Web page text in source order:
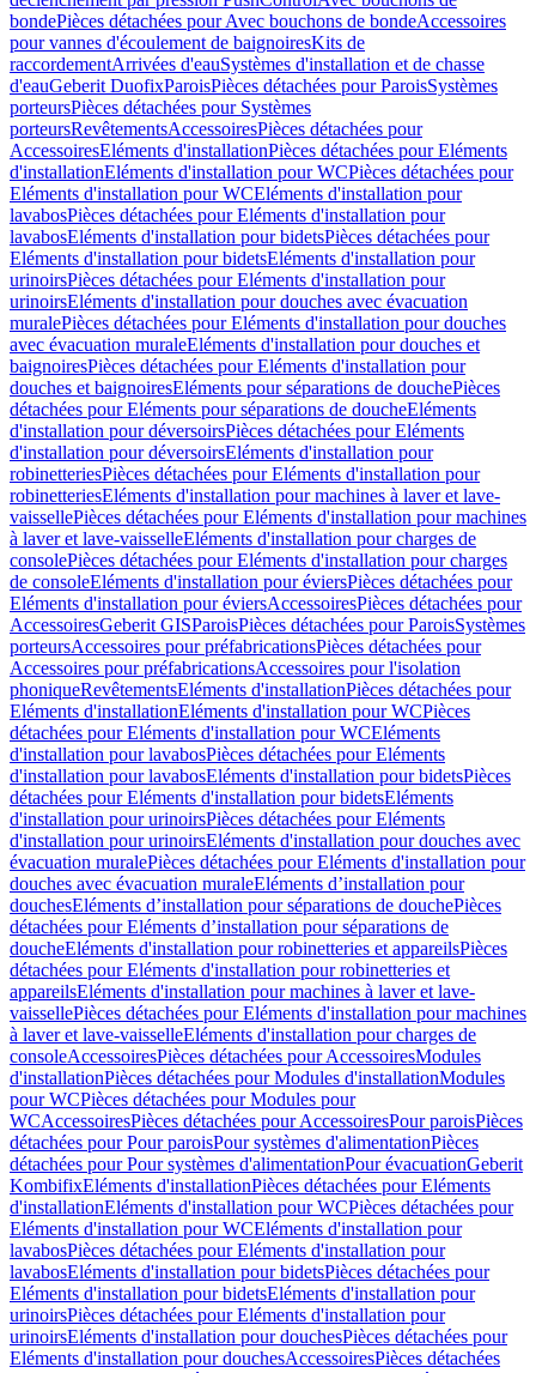
bondePièces détachées pour Avec bouchons de bondeAccessoires
pour vannes d'écoulement de baignoiresKits de
raccordementArrivées d'eauSystèmes d'installation et de chasse
d'eauGeberit DuofixParoisPièces détachées pour ParoisSystèmes
porteursPièces détachées pour Systèmes
porteursRevêtementsAccessoiresPièces détachées pour
AccessoiresEléments d'installationPièces détachées pour Eléments
d'installationEléments d'installation pour WCPièces détachées pour
Eléments d'installation pour WCEléments d'installation pour
lavabosPièces détachées pour Eléments d'installation pour
lavabosEléments d'installation pour bidetsPièces détachées pour
Eléments d'installation pour bidetsEléments d'installation pour
urinoirsPièces détachées pour Eléments d'installation pour
urinoirsEléments d'installation pour douches avec évacuation
muralePièces détachées pour Eléments d'installation pour douches
avec évacuation muraleEléments d'installation pour douches et
baignoiresPièces détachées pour Eléments d'installation pour
douches et baignoiresEléments pour séparations de douchePièces
détachées pour Eléments pour séparations de doucheEléments
d'installation pour déversoirsPièces détachées pour Eléments
d'installation pour déversoirsEléments d'installation pour
robinetteriesPièces détachées pour Eléments d'installation pour
robinetteriesEléments d'installation pour machines à laver et lave-
vaissellePièces détachées pour Eléments d'installation pour machines
à laver et lave-vaisselleEléments d'installation pour charges de
consolePièces détachées pour Eléments d'installation pour charges
de consoleEléments d'installation pour éviersPièces détachées pour
Eléments d'installation pour éviersAccessoiresPièces détachées pour
AccessoiresGeberit GISParoisPièces détachées pour ParoisSystèmes
porteursAccessoires pour préfabricationsPièces détachées pour
Accessoires pour préfabricationsAccessoires pour l'isolation
phoniqueRevêtementsEléments d'installationPièces détachées pour
Eléments d'installationEléments d'installation pour WCPièces
détachées pour Eléments d'installation pour WCEléments
d'installation pour lavabosPièces détachées pour Eléments
d'installation pour lavabosEléments d'installation pour bidetsPièces
détachées pour Eléments d'installation pour bidetsEléments
d'installation pour urinoirsPièces détachées pour Eléments
d'installation pour urinoirsEléments d'installation pour douches avec
évacuation muralePièces détachées pour Eléments d'installation pour
douches avec évacuation muraleEléments d’installation pour
douchesEléments d’installation pour séparations de douchePièces
détachées pour Eléments d’installation pour séparations de
doucheEléments d'installation pour robinetteries et appareilsPièces
détachées pour Eléments d'installation pour robinetteries et
appareilsEléments d'installation pour machines à laver et lave-
vaissellePièces détachées pour Eléments d'installation pour machines
à laver et lave-vaisselleEléments d'installation pour charges de
consoleAccessoiresPièces détachées pour AccessoiresModules
d'installationPièces détachées pour Modules d'installationModules
pour WCPièces détachées pour Modules pour
WCAccessoiresPièces détachées pour AccessoiresPour paroisPièces
détachées pour Pour paroisPour systèmes d'alimentationPièces
détachées pour Pour systèmes d'alimentationPour évacuationGeberit
KombifixEléments d'installationPièces détachées pour Eléments
d'installationEléments d'installation pour WCPièces détachées pour
Eléments d'installation pour WCEléments d'installation pour
lavabosPièces détachées pour Eléments d'installation pour
lavabosEléments d'installation pour bidetsPièces détachées pour
Eléments d'installation pour bidetsEléments d'installation pour
urinoirsPièces détachées pour Eléments d'installation pour
urinoirsEléments d'installation pour douchesPièces détachées pour
Eléments d'installation pour douchesAccessoiresPièces détachées